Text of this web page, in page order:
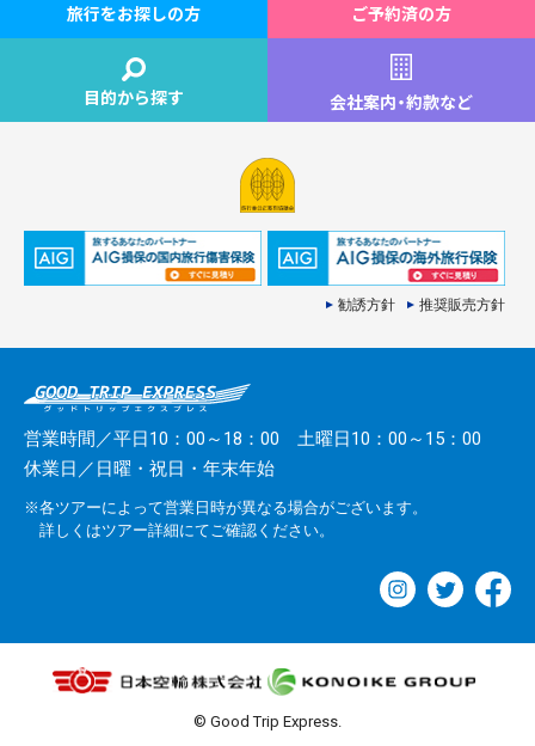
旅行をお探しの方 ご予約済の方
目的から探す 会社案内・約款など
勧誘方針 推奨販売方針
営業時間／平日10：00～18：00 土曜日10：00～15：00
休業日／日曜・祝日・年末年始
※各ツアーによって営業日時が異なる場合がございます。
詳しくはツアー詳細にてご確認ください。
© Good Trip Express.